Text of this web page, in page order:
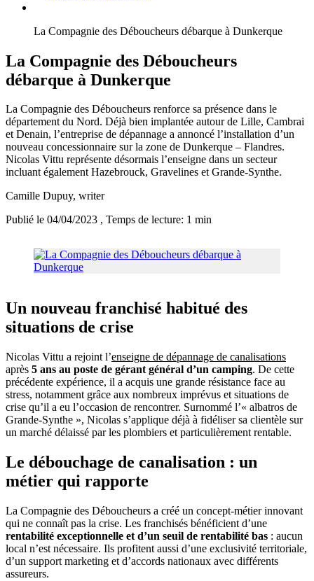
La Compagnie des Déboucheurs débarque à Dunkerque
La Compagnie des Déboucheurs
débarque à Dunkerque
La Compagnie des Déboucheurs renforce sa présence dans le
département du Nord. Déjà bien implantée autour de Lille, Cambrai
et Denain, l’entreprise de dépannage a annoncé l’installation d’un
nouveau concessionnaire sur la zone de Dunkerque – Flandres.
Nicolas Vittu représente désormais l’enseigne dans un secteur
incluant également Hazebrouck, Gravelines et Grande-Synthe.
Camille Dupuy, writer
Publié le 04/04/2023 , Temps de lecture: 1 min
Un nouveau franchisé habitué des
situations de crise
Nicolas Vittu a rejoint l’enseigne de dépannage de canalisations
après 5 ans au poste de gérant général d’un camping. De cette
précédente expérience, il a acquis une grande résistance face au
stress, notamment grâce aux nombreux imprévus et situations de
crise qu’il a eu l’occasion de rencontrer. Surnommé l’« albatros de
Grande-Synthe », Nicolas s’applique déjà à fidéliser sa clientèle sur
un marché délaissé par les plombiers et particulièrement rentable.
Le débouchage de canalisation : un
métier qui rapporte
La Compagnie des Déboucheurs a créé un concept-métier innovant
qui ne connaît pas la crise. Les franchisés bénéficient d’une
rentabilité exceptionnelle et d’un seuil de rentabilité bas : aucun
local n’est nécessaire. Ils profitent aussi d’une exclusivité territoriale,
d’un support marketing et d’accords nationaux avec différents
assureurs.